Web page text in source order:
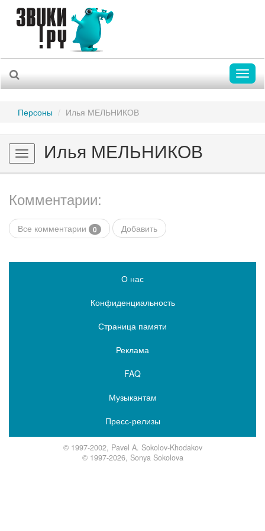
Персоны Илья МЕЛЬНИКОВ
Toggle
navigation
Илья МЕЛЬНИКОВ
Комментарии:
Все комментарии 0 Добавить
О нас
Конфиденциальность
Страница памяти
Реклама
FAQ
Музыкантам
Пресс-релизы
© 1997-2002, Pavel A. Sokolov-Khodakov
© 1997-2026, Sonya Sokolova